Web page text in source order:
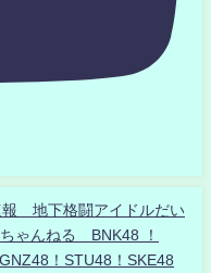
地下格闘アイドルだい
ゃんねる BNK48 ！
！STU48！SKE48